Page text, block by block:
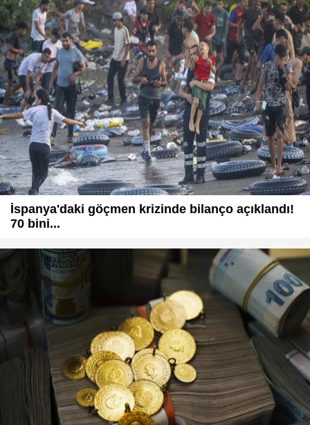
İspanya'daki göçmen krizinde bilanço açıklandı!
70 bini...